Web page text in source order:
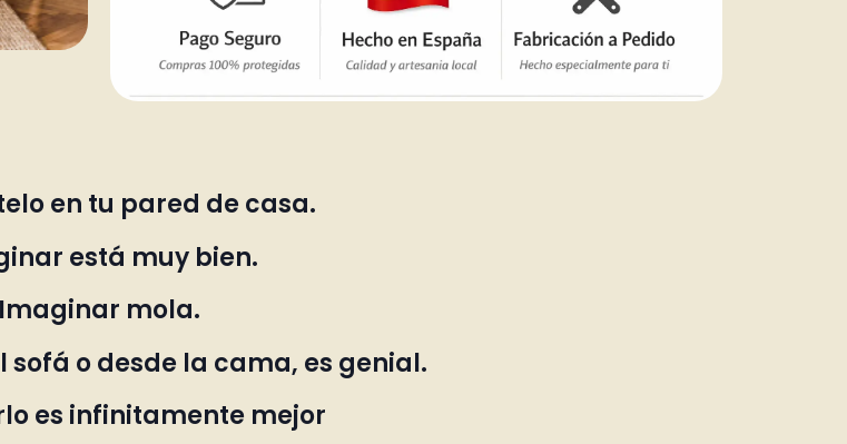
en tu pared de casa.
está muy bien.
Imaginar mola.
o desde la cama, es genial.
es infinitamente mejor